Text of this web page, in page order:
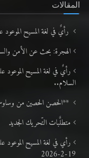
المقالات
رأيٌ في لغة المسيح الموعود
الهجرة: بحث عن الأمن
السلام..
**الحصن الحصين من
متطلَّبات التّحريك الجديد
19-2-2026